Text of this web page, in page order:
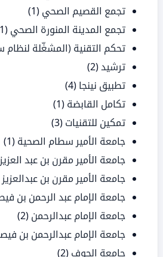
تجمع القصيم الصحي (1)
تجمع المدينة المنورة الصحي (1)
تحكم التقنية (المشغّلة لنظام
ترشيد(2)
تطبيق نينجا (4)
تكامل القابضة (1)
تمكين للتقنيات (3)
جامعة الأمير سطام الصحية (1)
جامعة الأمير مقرن بن عبد العزيز
جامعة الأمير مقرن بن عبدالعزيز
جامعة الإمام عبد الرحمن بن
جامعة الإمام عبدالرحمن (2)
جامعة الإمام عبدالرحمن بن
جامعة الجوف (2)